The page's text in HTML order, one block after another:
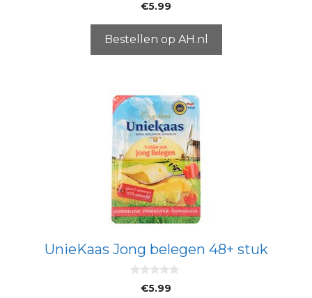
5
€5.99
Bestellen op AH.nl
UnieKaas Jong belegen 48+ stuk
€5.99